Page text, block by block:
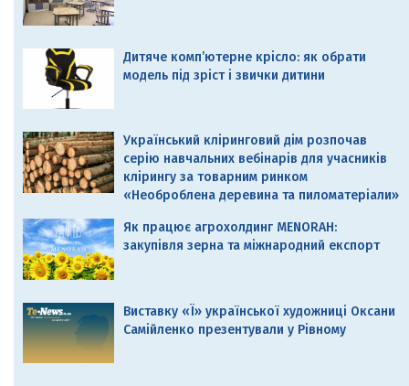
Дитяче комп’ютерне крісло: як обрати
модель під зріст і звички дитини
Український кліринговий дім розпочав
серію навчальних вебінарів для учасників
клірингу за товарним ринком
«Необроблена деревина та пиломатеріали»
Як працює агрохолдинг MENORAH:
закупівля зерна та міжнародний експорт
Виставку «Ї» української художниці Оксани
Самійленко презентували у Рівному